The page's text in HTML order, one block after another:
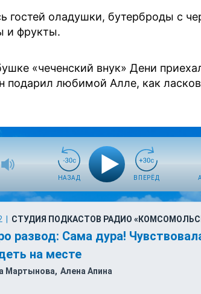
гостей оладушки, бутерброды с
и фрукты.
«чеченский внук» Дени
подарил любимой Алле, как